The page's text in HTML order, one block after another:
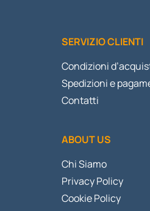
SERVIZIO CLIENTI
Condizioni
Spedizioni e
Contatti
ABOUT US
Chi Siamo
Privacy Policy
Cookie Policy